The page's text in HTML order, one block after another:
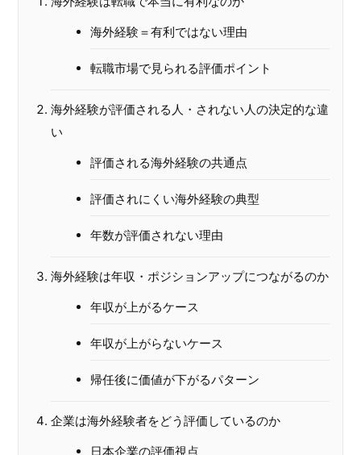
海外経験＝有利ではない理由
転職市場で見られる評価ポイント
海外経験が評価される人・されない人の決定的な違
い
評価される海外経験の共通点
評価されにくい海外経験の典型
年数が評価されない理由
海外経験は年収・ポジションアップにつながるのか
年収が上がるケース
年収が上がらないケース
帰任後に価値が下がるパターン
企業は海外経験者をどう評価しているのか
日本企業の評価視点